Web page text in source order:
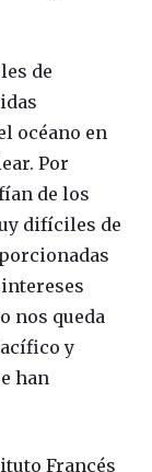
de
océano en
Por
de los
difíciles de
nos queda
y
han
Francés